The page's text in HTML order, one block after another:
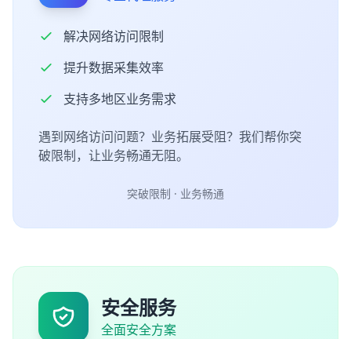
解决网络访问限制
提升数据采集效率
支持多地区业务需求
遇到网络访问问题？业务拓展受阻？我们帮你突
破限制，让业务畅通无阻。
突破限制 · 业务畅通
安全服务
全面安全方案